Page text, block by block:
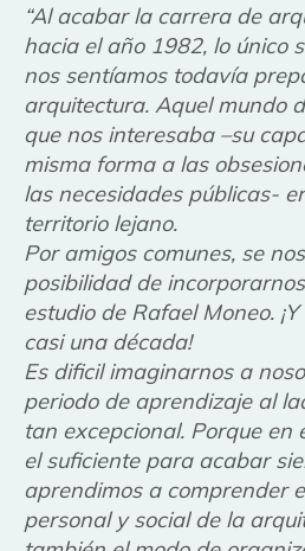
“Al acabar la carrera de
hacia el año 1982, lo único
nos sentíamos todavía
arquitectura. Aquel mundo
que nos interesaba –su
misma forma a las
las necesidades públicas-
territorio lejano.
Por amigos comunes, se
posibilidad de
estudio de Rafael Moneo.
casi una década!
Es dificil imaginarnos a
periodo de aprendizaje al
tan excepcional. Porque en
el suficiente para acabar
aprendimos a comprender
personal y social de la